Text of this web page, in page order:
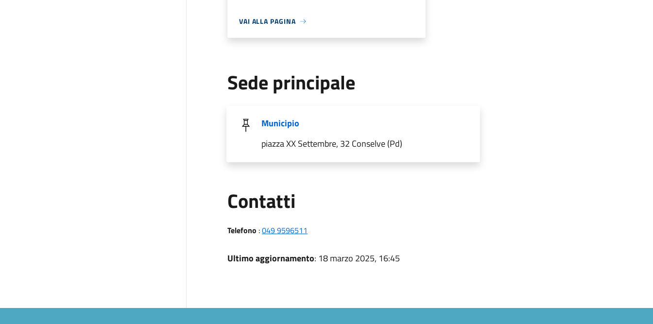
VAI ALLA PAGINA
Sede principale
Municipio
piazza XX Settembre, 32 Conselve (Pd)
Contatti
Telefono :049 9596511
Ultimo aggiornamento: 18 marzo 2025, 16:45